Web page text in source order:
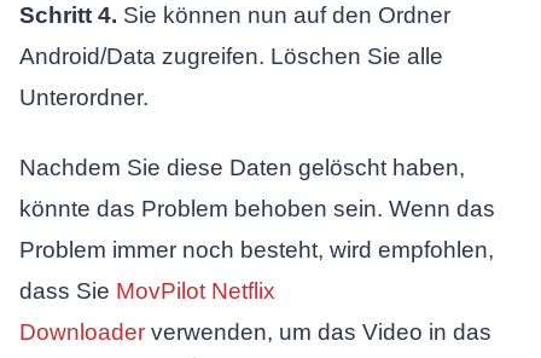
Schritt 4. Sie können nun auf den Ordner
Android/Data zugreifen. Löschen Sie alle
Unterordner.
Nachdem Sie diese Daten gelöscht haben,
könnte das Problem behoben sein. Wenn das
Problem immer noch besteht, wird empfohlen,
dass Sie MovPilot Netflix
Downloaderverwenden, um das Video in das